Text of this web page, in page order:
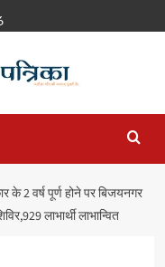
के 2 वर्ष पूर्ण होने पर बिजयनगर
लाभार्थी लाभान्वित